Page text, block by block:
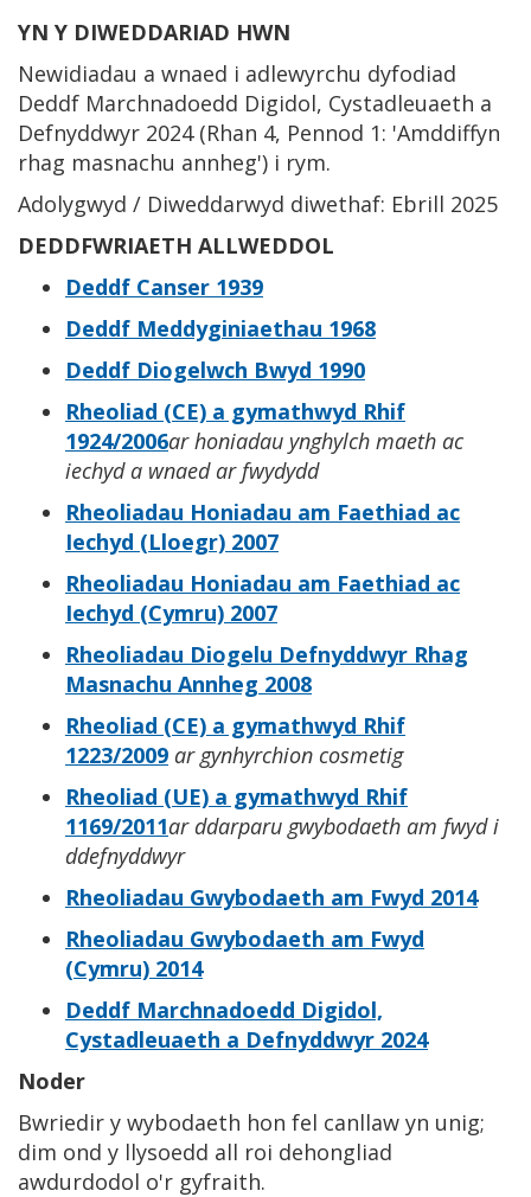
YN Y DIWEDDARIAD HWN
Newidiadau a wnaed i adlewyrchu dyfodiad
Deddf Marchnadoedd Digidol, Cystadleuaeth a
Defnyddwyr 2024 (Rhan 4, Pennod 1: 'Amddiffyn
rhag masnachu annheg') i rym.
Adolygwyd / Diweddarwyd diwethaf: Ebrill 2025
DEDDFWRIAETH ALLWEDDOL
Deddf Canser 1939
Deddf Meddyginiaethau 1968
Deddf Diogelwch Bwyd 1990
Rheoliad (CE) a gymathwyd Rhif
1924/2006ar honiadau ynghylch maeth ac
iechyd a wnaed ar fwydydd
Rheoliadau Honiadau am Faethiad ac
Iechyd (Lloegr) 2007
Rheoliadau Honiadau am Faethiad ac
Iechyd (Cymru) 2007
Rheoliadau Diogelu Defnyddwyr Rhag
Masnachu Annheg 2008
Rheoliad (CE) a gymathwyd Rhif
1223/2009 ar gynhyrchion cosmetig
Rheoliad (UE) a gymathwyd Rhif
1169/2011ar ddarparu gwybodaeth am fwyd i
ddefnyddwyr
Rheoliadau Gwybodaeth am Fwyd 2014
Rheoliadau Gwybodaeth am Fwyd
(Cymru) 2014
Deddf Marchnadoedd Digidol,
Cystadleuaeth a Defnyddwyr 2024
Noder
Bwriedir y wybodaeth hon fel canllaw yn unig;
dim ond y llysoedd all roi dehongliad
awdurdodol o'r gyfraith.